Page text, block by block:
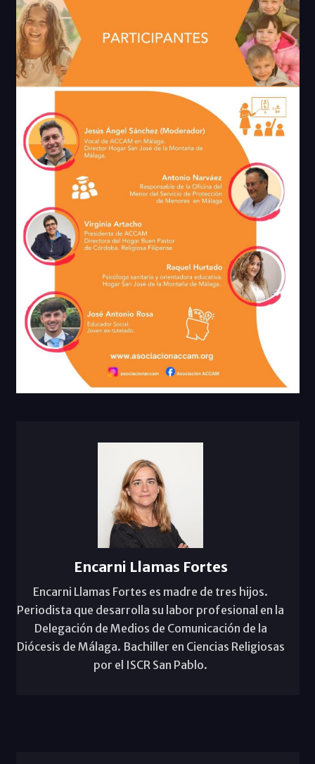
Encarni Llamas Fortes
Encarni Llamas Fortes es madre de tres hijos.
Periodista que desarrolla su labor profesional en la
Delegación de Medios de Comunicación de la
Diócesis de Málaga. Bachiller en Ciencias Religiosas
por el ISCR San Pablo.